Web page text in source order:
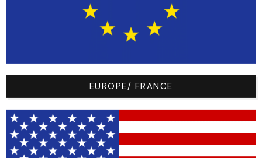
club-logo-key-
club-logo-key-
club-logo-key-
EUROPE/ FRANCE